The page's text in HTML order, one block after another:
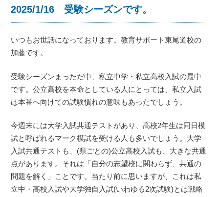
2025/1/16 受験シーズンです。
いつもお世話になっております。教育サポート東尾道校の
加藤です。
受験シーズンまっただ中、私立中学・私立高校入試の最中
です。公立高校を本命としている人にとっては、私立入試
は本番へ向けての試験慣れの意味もあったでしょう。
今週末には大学入試共通テストがあり、高校2年生は同日模
試と呼ばれるマーク模試を受ける人も多いでしょう。大学
入試共通テストも、(県ごとの)公立高校入試も、大きな共通
点があります。それは「自分の志望校に関わらず、共通の
問題を解く」ことです。当たり前に思いますが、これは私
立中・高校入試や大学独自入試(いわゆる2次試験)とは戦略